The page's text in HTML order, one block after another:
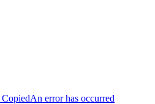
CopiedAn error has occurred